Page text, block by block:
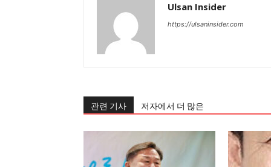
Ulsan Insider
https://ulsaninsider.com
관련 기사 저자에서 더 많은